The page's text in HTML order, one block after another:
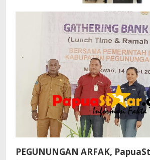
PEGUNUNGAN ARFAK,